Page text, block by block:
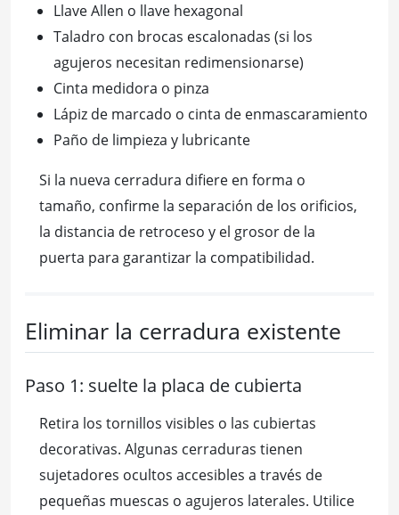
Llave Allen o llave hexagonal
Taladro con brocas escalonadas (si los
agujeros necesitan redimensionarse)
Cinta medidora o pinza
Lápiz de marcado o cinta de enmascaramiento
Paño de limpieza y lubricante
Si la nueva cerradura difiere en forma o
tamaño, confirme la separación de los orificios,
la distancia de retroceso y el grosor de la
puerta para garantizar la compatibilidad.
Eliminar la cerradura existente
Paso 1: suelte la placa de cubierta
Retira los tornillos visibles o las cubiertas
decorativas. Algunas cerraduras tienen
sujetadores ocultos accesibles a través de
pequeñas muescas o agujeros laterales. Utilice